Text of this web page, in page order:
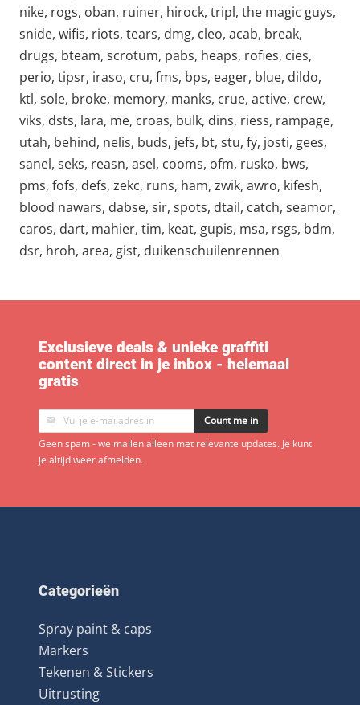
nike, rogs, oban, ruiner, hirock, tripl, the magic guys,
snide, wifis, riots, tears, dmg, cleo, acab, break,
drugs, bteam, scrotum, pabs, heaps, rofies, cies,
perio, tipsr, iraso, cru, fms, bps, eager, blue, dildo,
ktl, sole, broke, memory, manks, crue, active, crew,
viks, dsts, lara, me, croas, bulk, dins, riess, rampage,
utah, behind, nelis, buds, jefs, bt, stu, fy, josti, gees,
sanel, seks, reasn, asel, cooms, ofm, rusko, bws,
pms, fofs, defs, zekc, runs, ham, zwik, awro, kifesh,
blood nawars, dabse, sir, spots, dtail, catch, seamor,
caros, dart, mahier, tim, keat, gupis, msa, rsgs, bdm,
dsr, hroh, area, gist, duikenschuilenrennen
Exclusieve deals & unieke graffiti
content direct in je inbox - helemaal
gratis
Count me in
Geen spam - we mailen alleen met relevante updates. Je kunt
je altijd weer afmelden.
Categorieën
Spray paint & caps
Markers
Tekenen & Stickers
Uitrusting